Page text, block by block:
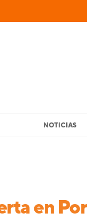
NOTICIAS
en